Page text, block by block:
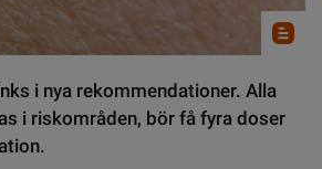
i nya rekommendationer. Alla
i riskområden, bör få fyra doser